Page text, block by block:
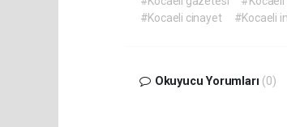
#Kocaeli cinayet
#Kocaeli
Okuyucu Yorumları (0)